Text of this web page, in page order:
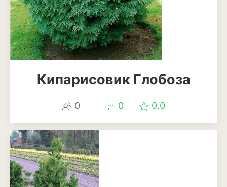
Кипарисовик Глобоза
0 0 0.0